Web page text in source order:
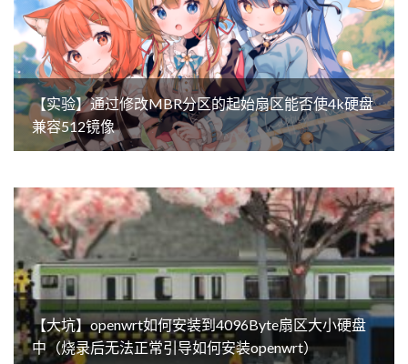
【实验】通过修改MBR分区的起始扇区能否使4k硬盘
兼容512镜像
【大坑】openwrt如何安装到4096Byte扇区大小硬盘
中（烧录后无法正常引导如何安装openwrt）